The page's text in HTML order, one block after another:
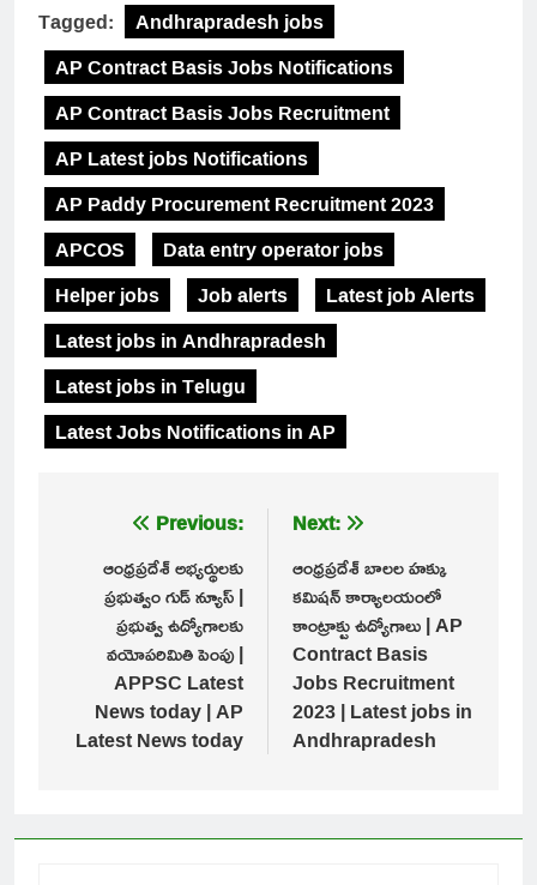
Tagged:
Andhrapradesh jobs
AP Contract Basis Jobs Notifications
AP Contract Basis Jobs Recruitment
AP Latest jobs Notifications
AP Paddy Procurement Recruitment 2023
APCOS
Data entry operator jobs
Helper jobs
Job alerts
Latest job Alerts
Latest jobs in Andhrapradesh
Latest jobs in Telugu
Latest Jobs Notifications in AP
navigation
Previous:
ఆంధ్రప్రదేశ్ అభ్యర్థులకు
ప్రభుత్వం గుడ్ న్యూస్ |
ప్రభుత్వ ఉద్యోగాలకు
వయోపరిమితి పెంపు |
APPSC Latest
News today | AP
Latest News today
Next:
ఆంధ్రప్రదేశ్ బాలల హక్కు
కమిషన్ కార్యాలయంలో
కాంట్రాక్టు ఉద్యోగాలు | AP
Contract Basis
Jobs Recruitment
2023 | Latest jobs in
Andhrapradesh